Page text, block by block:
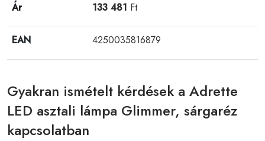
Ár 133 481 Ft
EAN 4250035816879
Gyakran ismételt kérdések a Adrette
LED asztali lámpa Glimmer, sárgaréz
kapcsolatban